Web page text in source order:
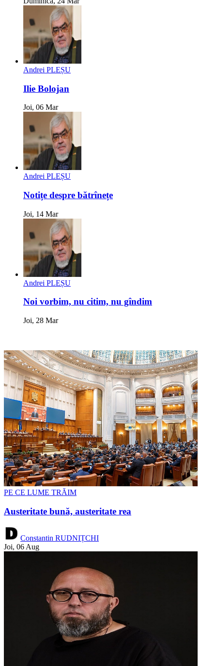
Andrei PLEȘU
Ilie Bolojan
Joi, 06 Mar
Andrei PLEȘU
Notițe despre bătrînețe
Joi, 14 Mar
Andrei PLEȘU
Noi vorbim, nu citim, nu gîndim
Joi, 28 Mar
PE CE LUME TRĂIM
Austeritate bună, austeritate rea
Constantin RUDNIȚCHI
Joi, 06 Aug